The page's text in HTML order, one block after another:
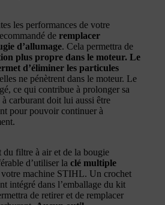
les performances de votre
de remplacer
d’allumage. Cela permettra de
plus propre dans le moteur. Le
d’éliminer les particules
ne pénètrent dans le moteur. Le
ce qui contribue à prolonger sa
carburant doit lui aussi être
pour pouvoir continuer à
du filtre à air et de la bougie
d’utiliser la clé multiple
machine STIHL. Un crochet
intégré dans l’emballage du kit
de retirer et de remplacer